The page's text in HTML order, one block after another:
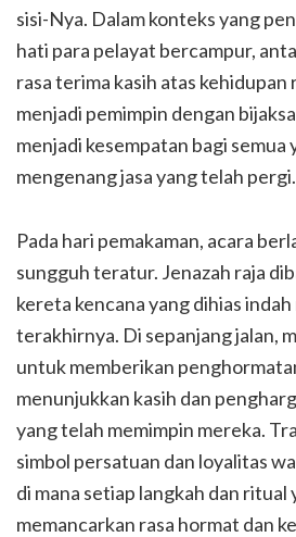
sisi-Nya. Dalam konteks yang
hati para pelayat bercampur,
rasa terima kasih atas kehidupan
menjadi pemimpin dengan
menjadi kesempatan bagi semua
mengenang jasa yang telah pergi.
Pada hari pemakaman, acara
sungguh teratur. Jenazah raja
kereta kencana yang dihias
terakhirnya. Di sepanjang jalan,
untuk memberikan
menunjukkan kasih dan
yang telah memimpin mereka.
simbol persatuan dan loyalitas
di mana setiap langkah dan ritual
memancarkan rasa hormat dan